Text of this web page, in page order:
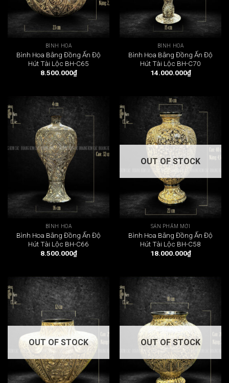
BÌNH HOA
Bình Hoa Bằng Đồng Ấn Độ
Hút Tài Lộc BH-C65
8.500.000₫
BÌNH HOA
Bình Hoa Bằng Đồng Ấn Độ
Hút Tài Lộc BH-C70
14.000.000₫
BÌNH HOA
Bình Hoa Bằng Đồng Ấn Độ
Hút Tài Lộc BH-C66
8.500.000₫
OUT OF STOCK
SẢN PHẨM MỚI
Bình Hoa Bằng Đồng Ấn Độ
Hút Tài Lộc BH-C58
18.000.000₫
OUT OF STOCK OUT OF STOCK